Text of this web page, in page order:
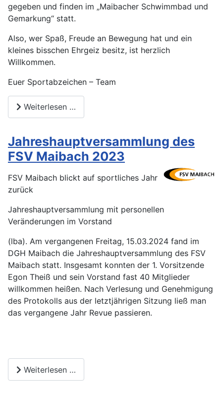
gegeben und finden im „Maibacher Schwimmbad und
Gemarkung“ statt.
Also, wer Spaß, Freude an Bewegung hat und ein
kleines bisschen Ehrgeiz besitz, ist herzlich
Willkommen.
Euer Sportabzeichen – Team
Weiterlesen …
Jahreshauptversammlung des
FSV Maibach 2023
FSV Maibach blickt auf sportliches Jahr
zurück
Jahreshauptversammlung mit personellen
Veränderungen im Vorstand
(lba). Am vergangenen Freitag, 15.03.2024 fand im
DGH Maibach die Jahreshauptversammlung des FSV
Maibach statt. Insgesamt konnten der 1. Vorsitzende
Egon Theiß und sein Vorstand fast 40 Mitglieder
willkommen heißen. Nach Verlesung und Genehmigung
des Protokolls aus der letztjährigen Sitzung ließ man
das vergangene Jahr Revue passieren.
Weiterlesen …